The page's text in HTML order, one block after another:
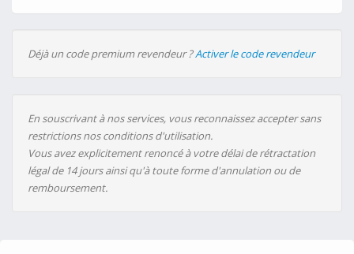
Déjà un code premium revendeur ?Activer le code revendeur
En souscrivant à nos services, vous reconnaissez accepter sans
restrictions nos conditions d'utilisation.
Vous avez explicitement renoncé à votre délai de rétractation
légal de 14 jours ainsi qu'à toute forme d'annulation ou de
remboursement.